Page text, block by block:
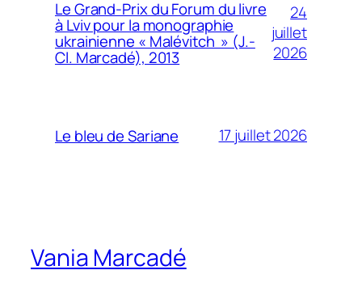
Le Grand-Prix du Forum du livre
à Lviv pour la monographie
ukrainienne « Malévitch » (J.-
Cl. Marcadé), 2013
24
juillet
2026
Le bleu de Sariane 17 juillet 2026
Vania Marcadé